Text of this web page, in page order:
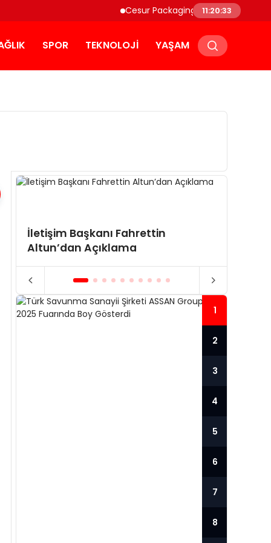
Cesur Packaging, Mısır’daki Üretim
11:20:33
SPOR TEKNOLOJI YAŞAM
İletişim Başkanı Fahrettin
Altun’dan Açıklama
1
2
3
4
5
6
7
8